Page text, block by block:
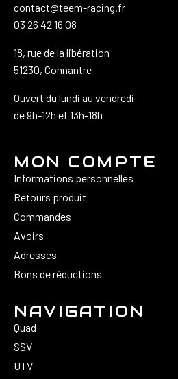
contact@teem-racing.fr
03 26 42 16 08
18, rue de la libération
51230, Connantre
Ouvert du lundi au vendredi
de 9h-12h et 13h-18h
MON COMPTE
Informations personnelles
Retours produit
Commandes
Avoirs
Adresses
Bons de réductions
NAVIGATION
Quad
SSV
UTV